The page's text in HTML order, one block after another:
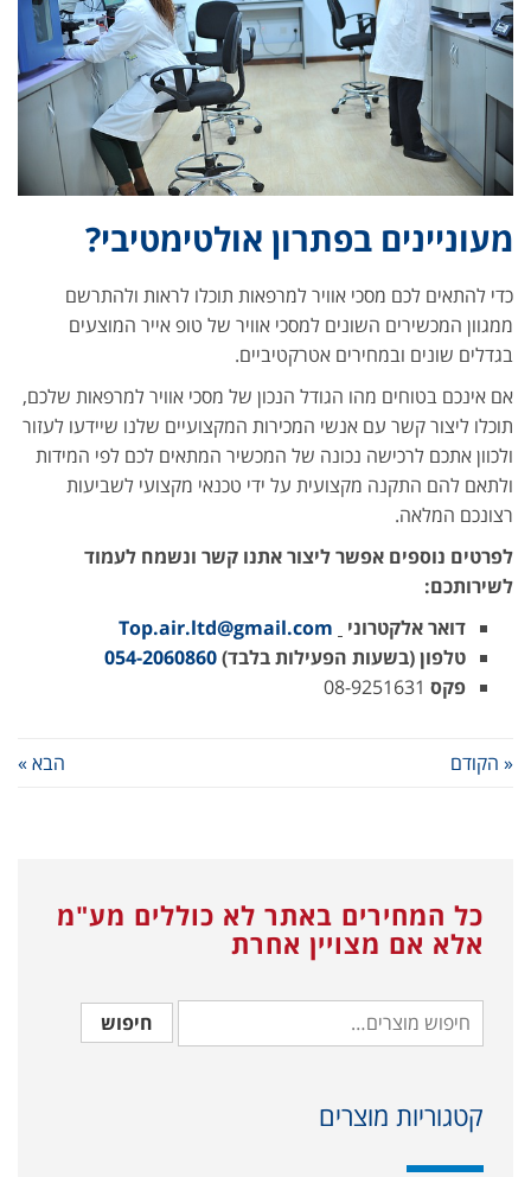
מעוניינים בפתרון אולטימטיבי?
כדי להתאים לכם מסכי אוויר למרפאות תוכלו לראות ולהתרשם
ממגוון המכשירים השונים למסכי אוויר של טופ אייר המוצעים
בגדלים שונים ובמחירים אטרקטיביים.
אם אינכם בטוחים מהו הגודל הנכון של מסכי אוויר למרפאות שלכם,
תוכלו ליצור קשר עם אנשי המכירות המקצועיים שלנו שיידעו לעזור
ולכוון אתכם לרכישה נכונה של המכשיר המתאים לכם לפי המידות
ולתאם להם התקנה מקצועית על ידי טכנאי מקצועי לשביעות
רצונכם המלאה.
לפרטים נוספים אפשר ליצור אתנו קשר ונשמח לעמוד
לשירותכם:
דואר אלקטרוני
Top.air.ltd@gmail.com
טלפון (בשעות הפעילות בלבד)054-2060860
פקס 08-9251631
« הקודם הבא »
כל המחירים באתר לא כוללים מע"מ
אלא אם מצויין אחרת
חיפוש
קטגוריות מוצרים